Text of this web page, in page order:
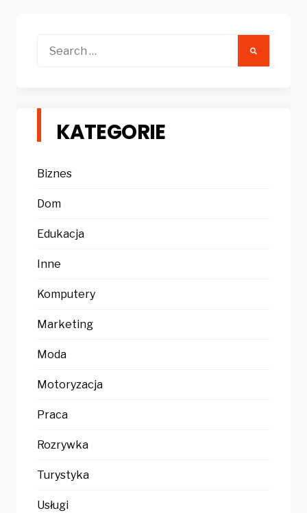
KATEGORIE
Biznes
Dom
Edukacja
Inne
Komputery
Marketing
Moda
Motoryzacja
Praca
Rozrywka
Turystyka
Usługi